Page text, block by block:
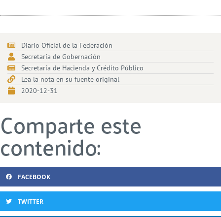
Diario Oficial de la Federación
Secretaría de Gobernación
Secretaría de Hacienda y Crédito Público
Lea la nota en su fuente original
2020-12-31
Comparte este
contenido:
FACEBOOK
TWITTER